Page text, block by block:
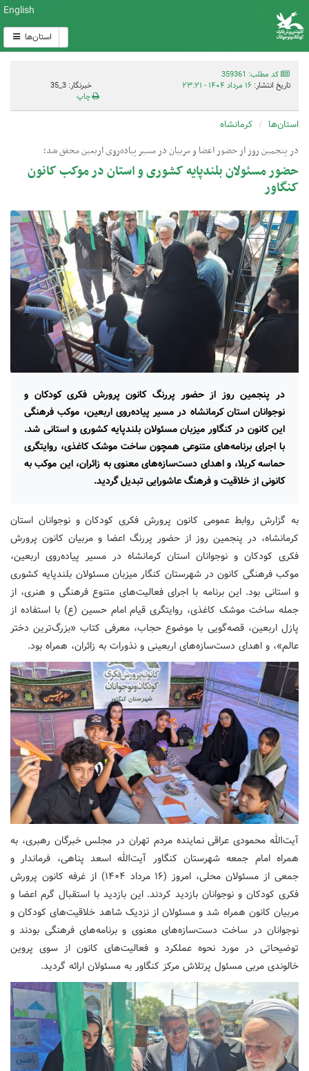
English
استان‌ها
کد مطلب: 359361
تاریخ انتشار: ۱۶ مرداد ۱۴۰۴ - ۲۳:۲۱
خبرنگار: 3_35
چاپ
استان‌ها کرمانشاه
در پنجمین روز از حضور اعضا و مربیان در مسیر پیاده‌روی اربعین محقق شد؛
حضور مسئولان بلندپایه کشوری و استان در موکب کانون
کنگاور
در پنجمین روز از حضور پررنگ کانون پرورش فکری کودکان و
نوجوانان استان کرمانشاه در مسیر پیاده‌روی اربعین، موکب فرهنگی
این کانون در کنگاور میزبان مسئولان بلندپایه کشوری و استانی شد.
با اجرای برنامه‌های متنوعی همچون ساخت موشک کاغذی، روایتگری
حماسه کربلا، و اهدای دست‌سازه‌های معنوی به زائران، این موکب به
کانونی از خلاقیت و فرهنگ عاشورایی تبدیل گردید.
به گزارش روابط عمومی کانون پرورش فکری کودکان و نوجوانان استان
کرمانشاه، در پنجمین روز از حضور پررنگ اعضا و مربیان کانون پرورش
فکری کودکان و نوجوانان استان کرمانشاه در مسیر پیاده‌روی اربعین،
موکب فرهنگی کانون در شهرستان کنگار میزبان مسئولان بلندپایه کشوری
و استانی بود. این برنامه با اجرای فعالیت‌های متنوع فرهنگی و هنری، از
جمله ساخت موشک کاغذی، روایتگری قیام امام حسین (ع) با استفاده از
پازل اربعین، قصه‌گویی با موضوع حجاب، معرفی کتاب «بزرگ‌ترین دختر
عالم»، و اهدای دست‌سازه‌های اربعینی و نذورات به زائران، همراه بود.
آیت‌الله محمودی عراقی نماینده مردم تهران در مجلس خبرگان رهبری، به
همراه امام جمعه شهرستان کنگاور آیت‌الله اسعد پناهی، فرماندار و
جمعی از مسئولان محلی، امروز (۱۶ مرداد ۱۴۰۴) از غرفه کانون پرورش
فکری کودکان و نوجوانان بازدید کردند. این بازدید با استقبال گرم اعضا و
مربیان کانون همراه شد و مسئولان از نزدیک شاهد خلاقیت‌های کودکان و
نوجوانان در ساخت دست‌سازه‌های معنوی و برنامه‌های فرهنگی بودند و
توضیحاتی در مورد نحوه عملکرد و فعالیت‌های کانون از سوی پروین
خالوندی مربی مسئول پرتلاش مرکز کنگاور به مسئولان ارائه گردید.